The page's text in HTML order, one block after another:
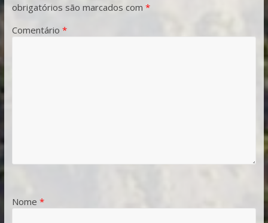
obrigatórios são marcados com *
Comentário *
Nome *